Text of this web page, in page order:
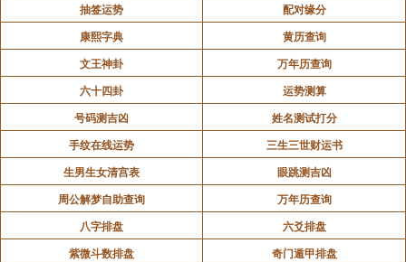
抽签运势
配对缘分
康熙字典
黄历查询
文王神卦
万年历查询
六十四卦
运势测算
号码测吉凶
姓名测试打分
手纹在线运势
三生三世财运书
生男生女清宫表
眼跳测吉凶
周公解梦自助查询
万年历查询
八字排盘
六爻排盘
紫微斗数排盘
奇门遁甲排盘